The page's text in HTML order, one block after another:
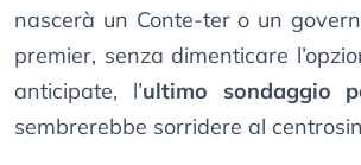
nascerà un Conte-ter o un
premier, senza dimenticare
anticipate, l’ultimo sondaggio
sembrerebbe sorridere al